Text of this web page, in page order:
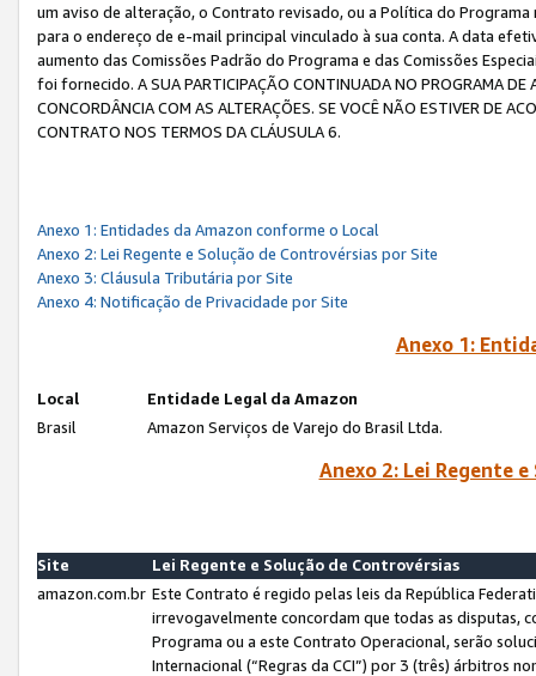
um aviso de alteração, o Contrato revisado, ou a Política do
para o endereço de e-mail principal vinculado à sua conta. A data
aumento das Comissões Padrão do Programa e das Comissões
foi fornecido. A SUA PARTICIPAÇÃO CONTINUADA NO PROGRAMA DE
CONCORDÂNCIA COM AS ALTERAÇÕES. SE VOCÊ NÃO ESTIVER DE
CONTRATO NOS TERMOS DA CLÁUSULA 6.
Anexo 1: Entidades da Amazon conforme o Local
Anexo 2: Lei Regente e Solução de Controvérsias por Site
Anexo 3: Cláusula Tributária por Site
Anexo 4: Notificação de Privacidade por Site
Anexo 1:
Local
Entidade Legal da Amazon
Brasil
Amazon Serviços de Varejo do Brasil Ltda.
Anexo 2: Lei Regente
Site
Lei Regente e Solução de Controvérsias
amazon.com.br Este Contrato é regido pelas leis da República
irrevogavelmente concordam que todas as disputas,
Programa ou a este Contrato Operacional, serão
Internacional (“Regras da CCI”) por 3 (três) árbitros